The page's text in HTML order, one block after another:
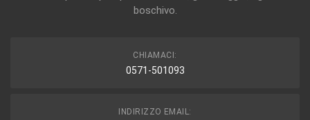
boschivo.
CHIAMACI:
0571-501093
INDIRIZZO EMAIL: